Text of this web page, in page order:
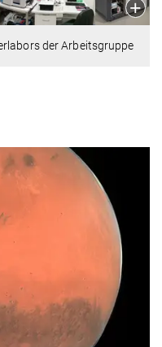
der Arbeitsgruppe